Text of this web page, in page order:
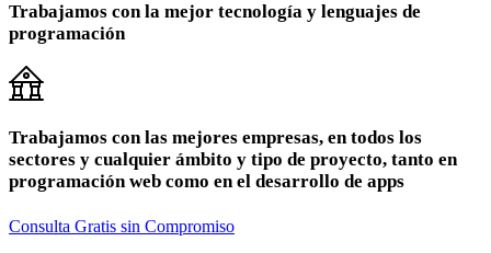
Trabajamos con la mejor tecnología y lenguajes de
programación
Trabajamos con las mejores empresas, en todos los
sectores y cualquier ámbito y tipo de proyecto, tanto en
programación web como en el desarrollo de apps
Consulta Gratis sin Compromiso